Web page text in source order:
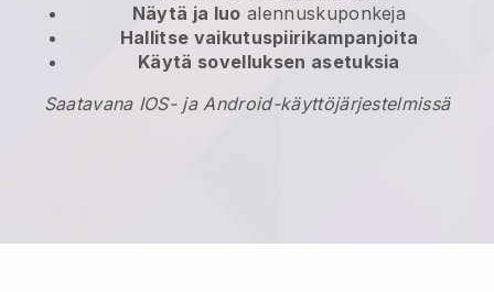
Näytä ja luo alennuskuponkeja
Hallitse vaikutuspiirikampanjoita
Käytä sovelluksen asetuksia
Saatavana IOS- ja Android-käyttöjärjestelmissä